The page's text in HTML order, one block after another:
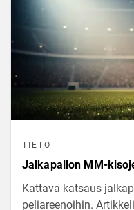
TIETO
Jalkapallon MM-
Kattava katsaus
peliareenoihin.